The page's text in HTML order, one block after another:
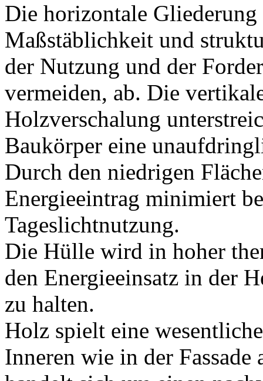
Die horizontale Gliederung
Maßstäblichkeit und
der Nutzung und der
vermeiden, ab. Die
Holzverschalung
Baukörper eine
Durch den niedrigen
Energieeintrag minimiert
Tageslichtnutzung.
Die Hülle wird in hoher
den Energieeinsatz in der
zu halten.
Holz spielt eine
Inneren wie in der